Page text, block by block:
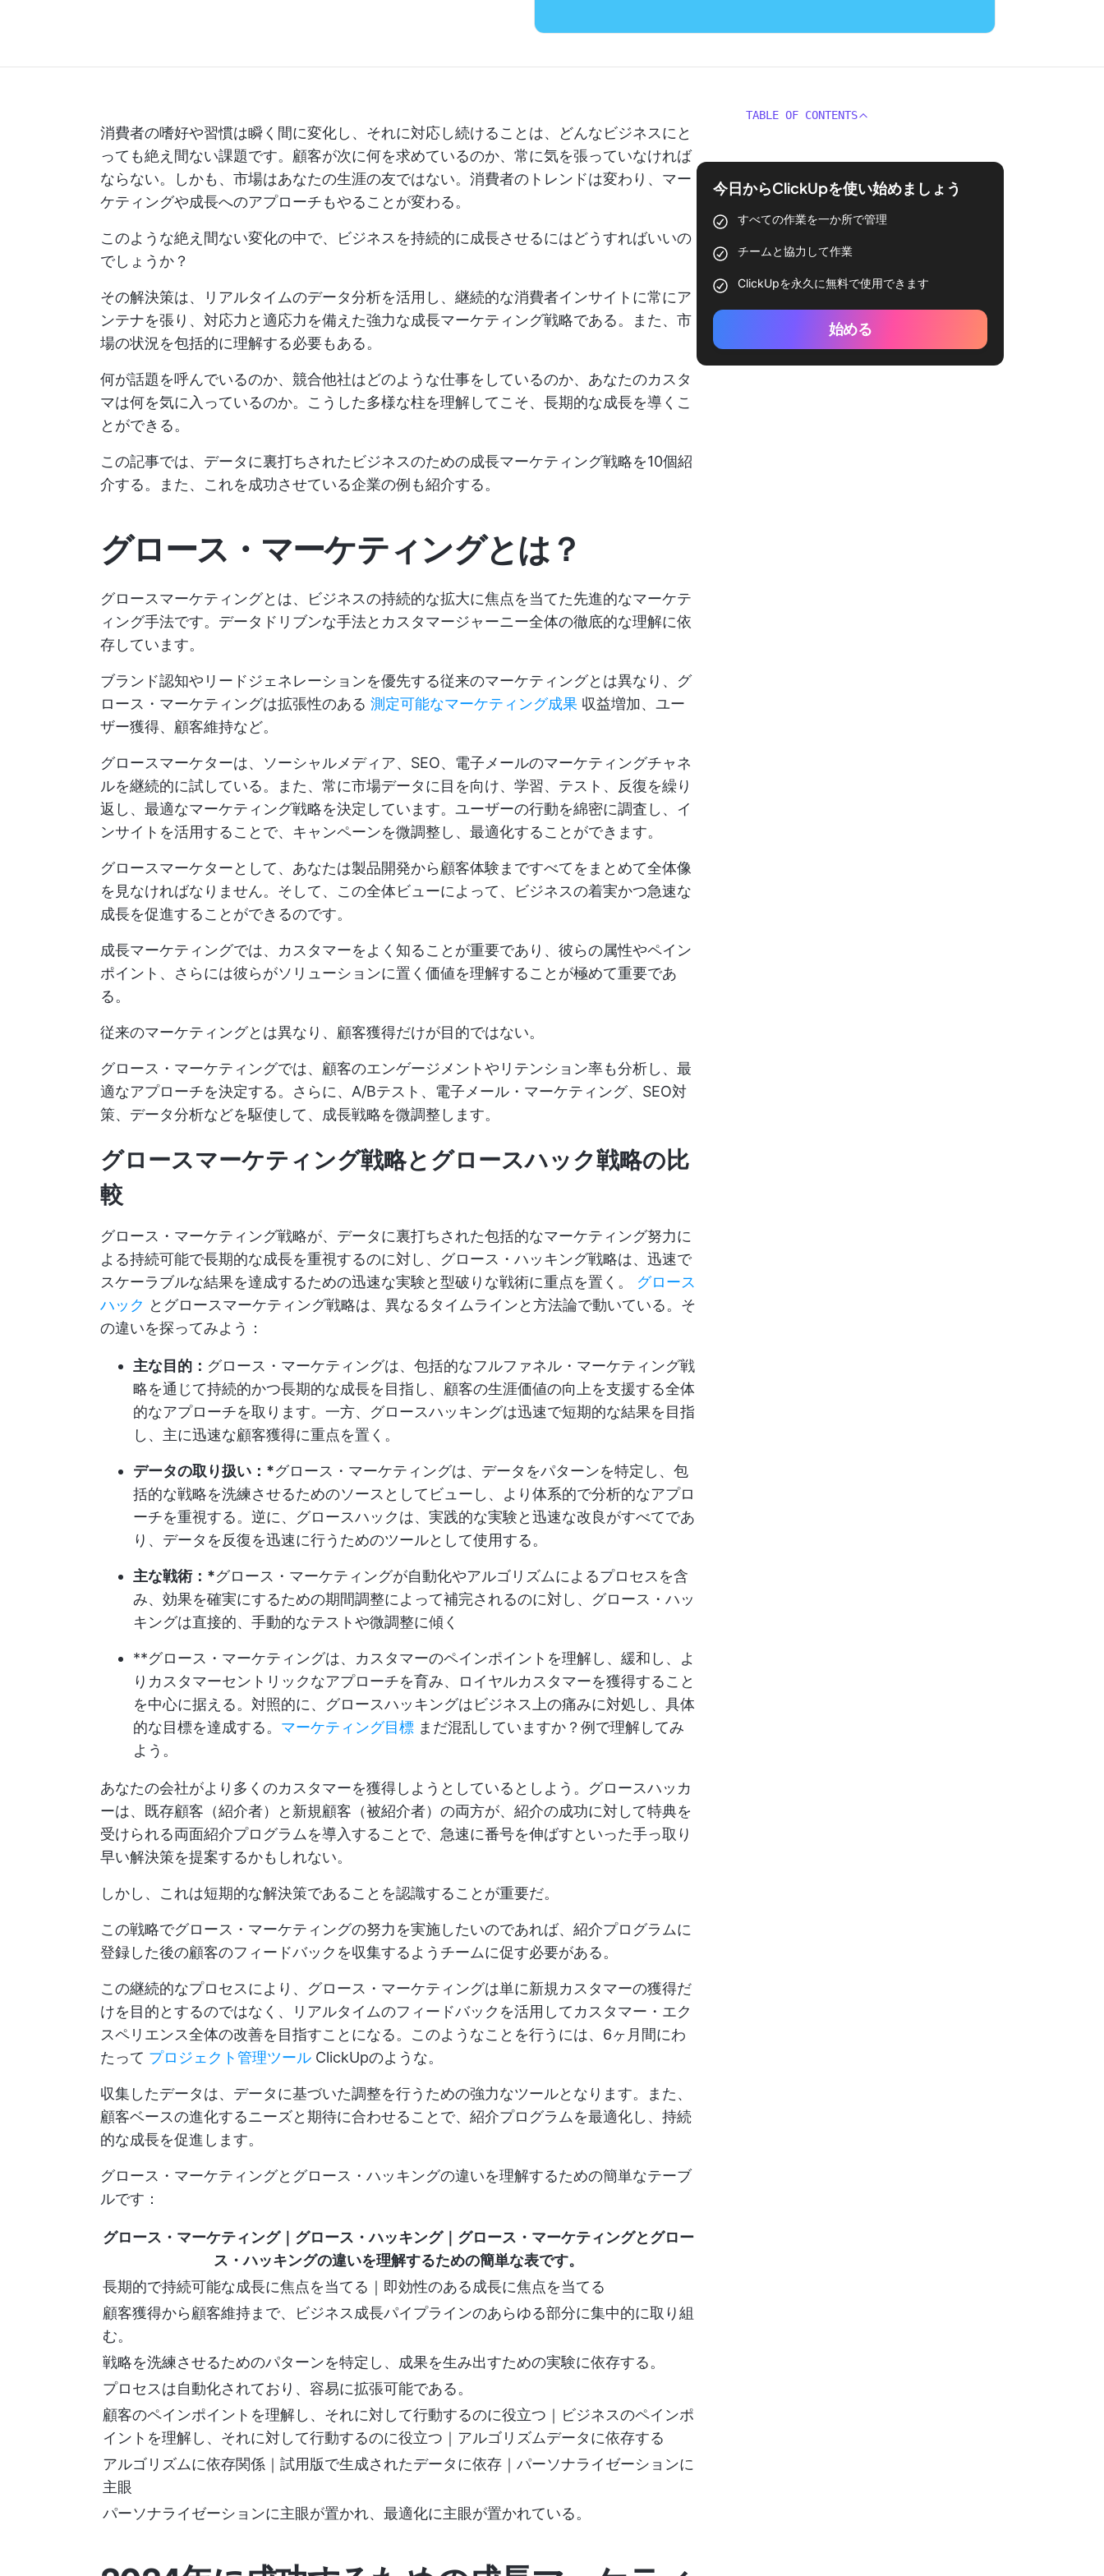
消費者の嗜好や習慣は瞬く間に変化し、それに対応し続けることは、どんなビジネスにと
っても絶え間ない課題です。顧客が次に何を求めているのか、常に気を張っていなければ
ならない。しかも、市場はあなたの生涯の友ではない。消費者のトレンドは変わり、マー
ケティングや成長へのアプローチもやることが変わる。
このような絶え間ない変化の中で、ビジネスを持続的に成長させるにはどうすればいいの
でしょうか？
その解決策は、リアルタイムのデータ分析を活用し、継続的な消費者インサイトに常にア
ンテナを張り、対応力と適応力を備えた強力な成長マーケティング戦略である。また、市
場の状況を包括的に理解する必要もある。
何が話題を呼んでいるのか、競合他社はどのような仕事をしているのか、あなたのカスタ
マは何を気に入っているのか。こうした多様な柱を理解してこそ、長期的な成長を導くこ
とができる。
この記事では、データに裏打ちされたビジネスのための成長マーケティング戦略を10個紹
介する。また、これを成功させている企業の例も紹介する。
グロース・マーケティングとは？
グロースマーケティングとは、ビジネスの持続的な拡大に焦点を当てた先進的なマーケテ
ィング手法です。データドリブンな手法とカスタマージャーニー全体の徹底的な理解に依
存しています。
ブランド認知やリードジェネレーションを優先する従来のマーケティングとは異なり、グ
ロース・マーケティングは拡張性のある 測定可能なマーケティング成果 収益増加、ユー
ザー獲得、顧客維持など。
グロースマーケターは、ソーシャルメディア、SEO、電子メールのマーケティングチャネ
ルを継続的に試している。また、常に市場データに目を向け、学習、テスト、反復を繰り
返し、最適なマーケティング戦略を決定しています。ユーザーの行動を綿密に調査し、イ
ンサイトを活用することで、キャンペーンを微調整し、最適化することができます。
グロースマーケターとして、あなたは製品開発から顧客体験まですべてをまとめて全体像
を見なければなりません。そして、この全体ビューによって、ビジネスの着実かつ急速な
成長を促進することができるのです。
成長マーケティングでは、カスタマーをよく知ることが重要であり、彼らの属性やペイン
ポイント、さらには彼らがソリューションに置く価値を理解することが極めて重要であ
る。
従来のマーケティングとは異なり、顧客獲得だけが目的ではない。
グロース・マーケティングでは、顧客のエンゲージメントやリテンション率も分析し、最
適なアプローチを決定する。さらに、A/Bテスト、電子メール・マーケティング、SEO対
策、データ分析などを駆使して、成長戦略を微調整します。
グロースマーケティング戦略とグロースハック戦略の比
較
グロース・マーケティング戦略が、データに裏打ちされた包括的なマーケティング努力に
よる持続可能で長期的な成長を重視するのに対し、グロース・ハッキング戦略は、迅速で
スケーラブルな結果を達成するための迅速な実験と型破りな戦術に重点を置く。 グロース
ハック とグロースマーケティング戦略は、異なるタイムラインと方法論で動いている。そ
の違いを探ってみよう：
主な目的： グロース・マーケティングは、包括的なフルファネル・マーケティング戦
略を通じて持続的かつ長期的な成長を目指し、顧客の生涯価値の向上を支援する全体
的なアプローチを取ります。一方、グロースハッキングは迅速で短期的な結果を目指
し、主に迅速な顧客獲得に重点を置く。
データの取り扱い：*グロース・マーケティングは、データをパターンを特定し、包
括的な戦略を洗練させるためのソースとしてビューし、より体系的で分析的なアプロ
ーチを重視する。逆に、グロースハックは、実践的な実験と迅速な改良がすべてであ
り、データを反復を迅速に行うためのツールとして使用する。
主な戦術：*グロース・マーケティングが自動化やアルゴリズムによるプロセスを含
み、効果を確実にするための期間調整によって補完されるのに対し、グロース・ハッ
キングは直接的、手動的なテストや微調整に傾く
**グロース・マーケティングは、カスタマーのペインポイントを理解し、緩和し、よ
りカスタマーセントリックなアプローチを育み、ロイヤルカスタマーを獲得すること
を中心に据える。対照的に、グロースハッキングはビジネス上の痛みに対処し、具体
的な目標を達成する。 マーケティング目標 まだ混乱していますか？例で理解してみ
よう。
あなたの会社がより多くのカスタマーを獲得しようとしているとしよう。グロースハッカ
ーは、既存顧客（紹介者）と新規顧客（被紹介者）の両方が、紹介の成功に対して特典を
受けられる両面紹介プログラムを導入することで、急速に番号を伸ばすといった手っ取り
早い解決策を提案するかもしれない。
しかし、これは短期的な解決策であることを認識することが重要だ。
この戦略でグロース・マーケティングの努力を実施したいのであれば、紹介プログラムに
登録した後の顧客のフィードバックを収集するようチームに促す必要がある。
この継続的なプロセスにより、グロース・マーケティングは単に新規カスタマーの獲得だ
けを目的とするのではなく、リアルタイムのフィードバックを活用してカスタマー・エク
スペリエンス全体の改善を目指すことになる。このようなことを行うには、6ヶ月間にわ
たって プロジェクト管理ツール ClickUpのような。
収集したデータは、データに基づいた調整を行うための強力なツールとなります。また、
顧客ベースの進化するニーズと期待に合わせることで、紹介プログラムを最適化し、持続
的な成長を促進します。
グロース・マーケティングとグロース・ハッキングの違いを理解するための簡単なテーブ
ルです：
グロース・マーケティング｜グロース・ハッキング｜グロース・マーケティングとグロー
ス・ハッキングの違いを理解するための簡単な表です。
長期的で持続可能な成長に焦点を当てる｜即効性のある成長に焦点を当てる
顧客獲得から顧客維持まで、ビジネス成長パイプラインのあらゆる部分に集中的に取り組
む。
戦略を洗練させるためのパターンを特定し、成果を生み出すための実験に依存する。
プロセスは自動化されており、容易に拡張可能である。
顧客のペインポイントを理解し、それに対して行動するのに役立つ｜ビジネスのペインポ
イントを理解し、それに対して行動するのに役立つ｜アルゴリズムデータに依存する
アルゴリズムに依存関係｜試用版で生成されたデータに依存｜パーソナライゼーションに
主眼
パーソナライゼーションに主眼が置かれ、最適化に主眼が置かれている。
TABLE OF CONTENTS
今日からClickUpを使い始めましょう
すべての作業を一か所で管理
チームと協力して作業
ClickUpを永久に無料で使用できます
始める